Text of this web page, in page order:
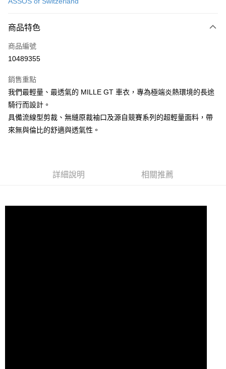
運送方式
全家取貨付款
付款後全家取貨
每筆NT$90
7-11取貨付款
每筆NT$60，滿NT$10,000(含以上)免運費
商品特色
商品編號
10489355
銷售重點
我們最輕量、最透氣的 MILLE GT 車衣，專為極端炎熱環境的長途
騎行而設計。
具備流線型剪裁、無縫原裁袖口及源自競賽系列的超輕量面料，帶
來無與倫比的舒適與透氣性。
詳細說明 相關推薦